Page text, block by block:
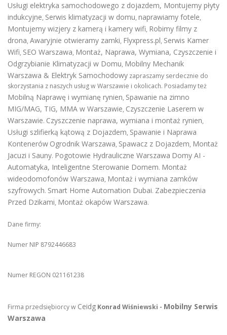
Usługi elektryka samochodowego z dojazdem, Montujemy płyty
indukcyjne, Serwis klimatyzacji w domu, naprawiamy fotele,
Montujemy wizjery z kamerą i kamery wifi, Robimy filmy z
drona, Awaryjnie otwieramy zamki, Flyxpress.pl, Serwis Kamer
Wifi, SEO Warszawa, Montaż, Naprawa, Wymiana, Czyszczenie i
Odgrzybianie Klimatyzacji w Domu, Mobilny Mechanik
Warszawa & Elektryk Samochodowy zapraszamy serdecznie do
skorzystania z naszych usług w Warszawie i okolicach. Posiadamy też
Mobilną Naprawę i wymianę rynien, Spawanie na zimno
MIG/MAG, TIG, MMA w Warszawie, Czyszczenie Laserem w
Warszawie. Czyszczenie naprawa, wymiana i montaż rynien,
Usługi szlifierką kątową z Dojazdem, Spawanie i Naprawa
Kontenerów Ogrodnik Warszawa, Spawacz z Dojazdem, Montaż
Jacuzi i Sauny. Pogotowie Hydrauliczne Warszawa Domy AI -
Automatyka, Inteligentne Sterowanie Domem. Montaż
wideodomofonów Warszawa, Montaż i wymiana zamków
szyfrowych. Smart Home Automation Dubai. Zabezpieczenia
Przed Dzikami, Montaż okapów Warszawa.
Dane firmy:
Numer NIP 8792446683
Numer REGON 021161238
Firma przedsiębiorcy w Ceidg Konrad Wiśniewski - Mobilny Serwis
Warszawa